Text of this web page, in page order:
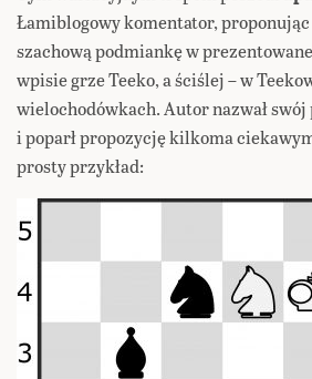
Łamiblogowy komentator,
szachową podmiankę w
wpisie grze Teeko, a ściślej – w
wielochodówkach. Autor nazwał swój
i poparł propozycję kilkoma
prosty przykład: